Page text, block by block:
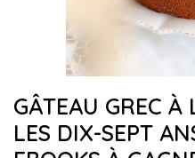
GÂTEAU GREC À
LES DIX-SEPT